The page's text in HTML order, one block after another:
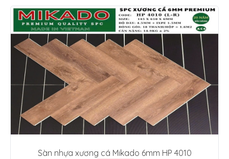
Sàn nhựa xương cá Mikado 6mm HP 4010